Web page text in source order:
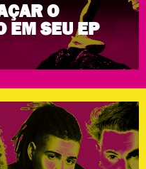
O
EM SEU EP